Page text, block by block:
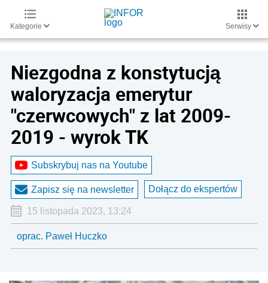
Kategorie Serwisy
Niezgodna z konstytucją
waloryzacja emerytur
"czerwcowych" z lat 2009-
2019 - wyrok TK
Subskrybuj nas na Youtube
Zapisz się na newsletter Dołącz do ekspertów
15 listopada 2023, 13:24
oprac. Paweł Huczko